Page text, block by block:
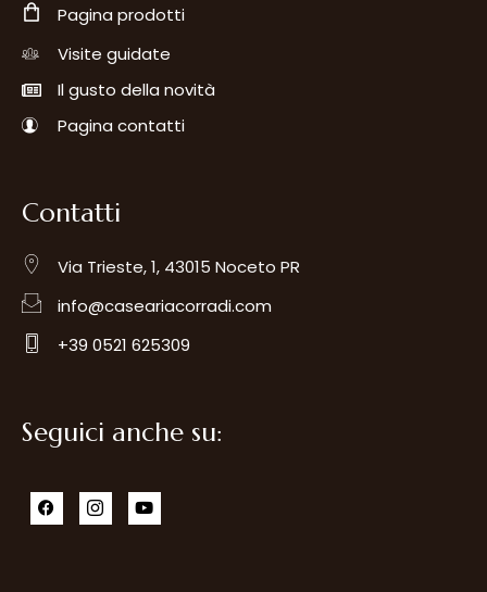
Pagina prodotti
Visite guidate
Il gusto della novità
Pagina contatti
Contatti
Via Trieste, 1, 43015 Noceto PR
info@caseariacorradi.com
+39 0521 625309
Seguici anche su: